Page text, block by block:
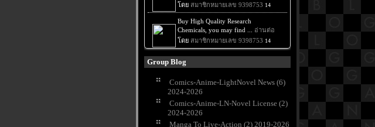
Group Blog
Comics-Anime-LightNovel News (6)
2024-2026
Comics-Anime-LN-Novel License (2)
2024-2026
Manga To Live-Action (2) 2019-2026